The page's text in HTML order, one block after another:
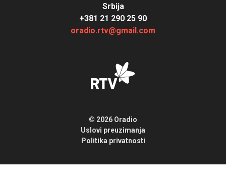
Srbija
+381 21 290 25 90
oradio.rtv@gmail.com
© 2026 Oradio
Uslovi preuzimanja
Politika privatnosti